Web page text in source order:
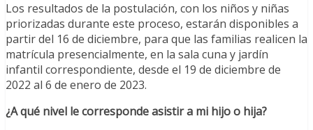
Los resultados de la postulación, con los niños y niñas
priorizadas durante este proceso, estarán disponibles a
partir del 16 de diciembre, para que las familias realicen la
matrícula presencialmente, en la sala cuna y jardín
infantil correspondiente, desde el 19 de diciembre de
2022 al 6 de enero de 2023.
¿A qué nivel le corresponde asistir a mi hijo o hija?